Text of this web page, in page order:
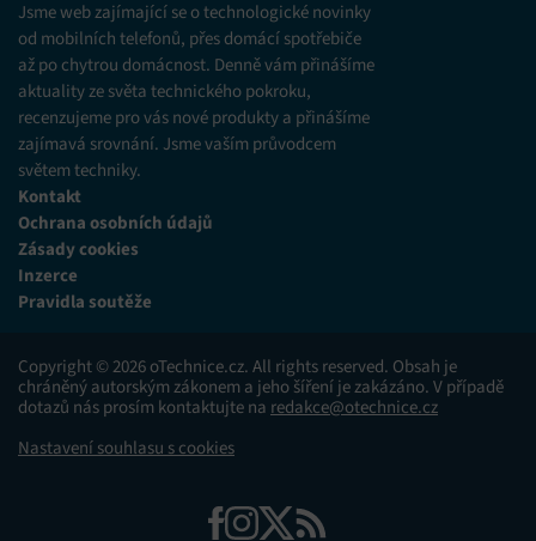
Jsme web zajímající se o technologické novinky
od mobilních telefonů, přes domácí spotřebiče
až po chytrou domácnost. Denně vám přinášíme
aktuality ze světa technického pokroku,
recenzujeme pro vás nové produkty a přinášíme
zajímavá srovnání. Jsme vaším průvodcem
světem techniky.
Kontakt
Ochrana osobních údajů
Zásady cookies
Inzerce
Pravidla soutěže
Copyright © 2026 oTechnice.cz. All rights reserved. Obsah je
chráněný autorským zákonem a jeho šíření je zakázáno. V případě
dotazů nás prosím kontaktujte na redakce@otechnice.cz
Nastavení souhlasu s cookies